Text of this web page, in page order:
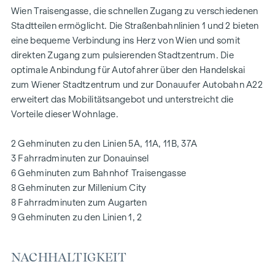
den heißesten Tagen.
AUSSTATTUNG
Eichenparkettböden
Stilvolle Markenfliesen
Außenliegender, elektrischer Sonnenschutz
Klimaanlage im DG
Photovoltaikanlage am Dach
Digitale Gegensprechanlage und
schwarzes Brett über Handyapp
Smarte Hausverwaltungs-App „puck“
HIGHLIGHTS
Gärten, Balkone, Loggien, Dachterrassen
Wien Traisengasse, die schnellen Zugang zu verschiedenen
Stadtteilen ermöglicht. Die Straßenbahnlinien 1 und 2 bieten
eine bequeme Verbindung ins Herz von Wien und somit
direkten Zugang zum pulsierenden Stadtzentrum. Die
optimale Anbindung für Autofahrer über den Handelskai
zum Wiener Stadtzentrum und zur Donauufer Autobahn A22
erweitert das Mobilitätsangebot und unterstreicht die
Vorteile dieser Wohnlage.
2 Gehminuten zu den Linien 5A, 11A, 11B, 37A
3 Fahrradminuten zur Donauinsel
6 Gehminuten zum Bahnhof Traisengasse
8 Gehminuten zur Millenium City
8 Fahrradminuten zum Augarten
9 Gehminuten zu den Linien 1, 2
NACHHALTIGKEIT